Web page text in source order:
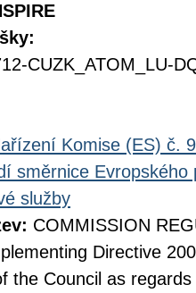
CUZK_ATOM_LU-
Komise (ES) č.
směrnice
služby
COMMISSION
Directive
the Council as